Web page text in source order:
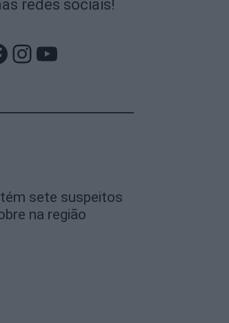
redes sociais!
Instagram
YouTube
sete suspeitos
na região